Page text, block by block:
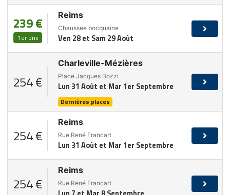
239 €
1er prix
Reims
Chaussee bocquaine
Ven 28 et Sam 29 Août
254 €
Charleville-Mézières
Place Jacques Bozzi
Lun 31 Août et Mar 1er Septembre
Dernières places
254 €
Reims
Rue René Francart
Lun 31 Août et Mar 1er Septembre
254 €
Reims
Rue René Francart